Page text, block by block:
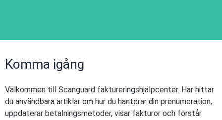
Komma igång
Välkommen till Scanguard faktureringshjälpcenter. Här hittar
du användbara artiklar om hur du hanterar din prenumeration,
uppdaterar betalningsmetoder, visar fakturor och förstår